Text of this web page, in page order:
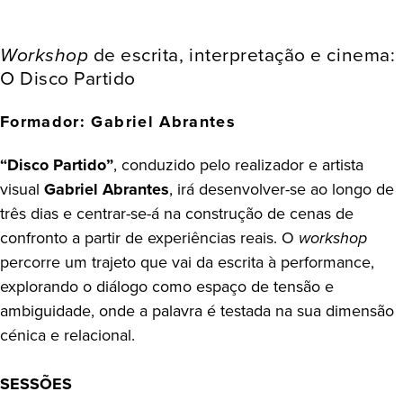
Workshop de escrita, interpretação e cinema:
O Disco Partido
Formador: Gabriel Abrantes
“Disco Partido”, conduzido pelo realizador e artista
visual Gabriel Abrantes, irá desenvolver-se ao longo de
três dias e centrar-se-á na construção de cenas de
confronto a partir de experiências reais. O workshop
percorre um trajeto que vai da escrita à performance,
explorando o diálogo como espaço de tensão e
ambiguidade, onde a palavra é testada na sua dimensão
cénica e relacional.
SESSÕES